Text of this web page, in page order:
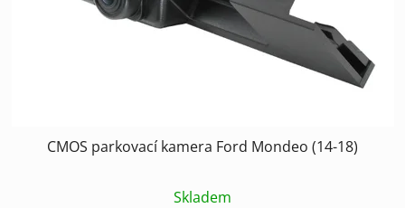
CMOS parkovací kamera Ford Mondeo (14-18)
Skladem